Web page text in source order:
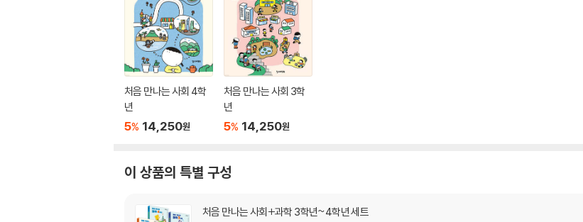
처음 만나는 사회 4학
년
5% 14,250원
처음 만나는 사회 3학
년
5% 14,250원
이 상품의 특별 구성
처음 만나는 사회+과학 3학년~4학년 세트